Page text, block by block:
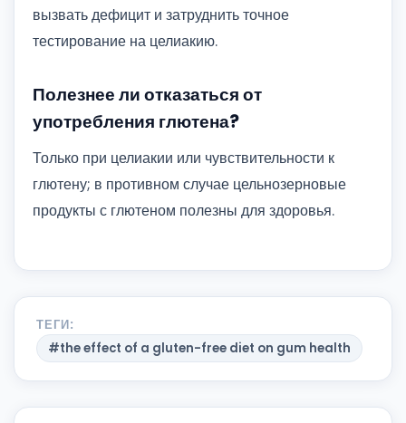
вызвать дефицит и затруднить точное
тестирование на целиакию.
Полезнее ли отказаться от
употребления глютена?
Только при целиакии или чувствительности к
глютену; в противном случае цельнозерновые
продукты с глютеном полезны для здоровья.
ТЕГИ:
#the effect of a gluten-free diet on gum health